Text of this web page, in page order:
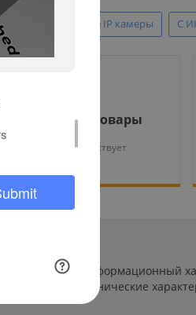
Уличные IP камеры С
на все товары
нашу продукцию действует
информационный
и технические